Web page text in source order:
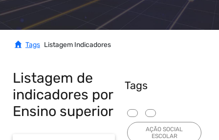
Tags Listagem Indicadores
Listagem de
indicadores por
Ensino superior
Tags
AÇÃO SOCIAL
ESCOLAR